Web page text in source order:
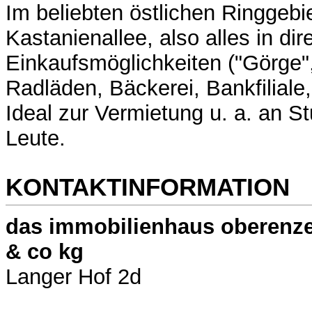
Im beliebten östlichen
Kastanienallee, also alles in
Einkaufsmöglichkeiten
Radläden, Bäckerei,
Ideal zur Vermietung u. a. an
Leute.
KONTAKTINFORMATION
das immobilienhaus
& co kg
Langer Hof 2d